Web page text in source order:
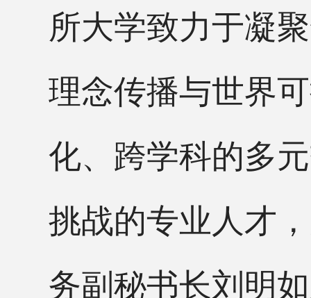
所大学致力于凝
理念传播与世界
化、跨学科的多
挑战的专业人才
务副秘书长刘明